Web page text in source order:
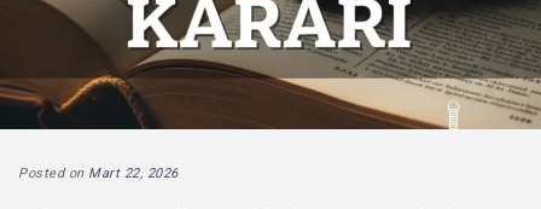
Posted on Mart 22, 2026